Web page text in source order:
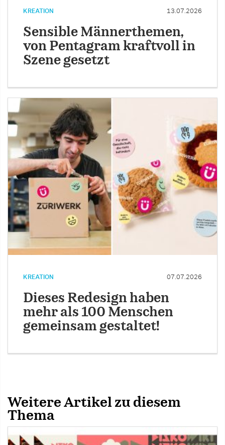
KREATION 13.07.2026
Sensible Männerthemen,
von Pentagram kraftvoll in
Szene gesetzt
KREATION 07.07.2026
Dieses Redesign haben
mehr als 100 Menschen
gemeinsam gestaltet!
Weitere Artikel zu diesem
Thema